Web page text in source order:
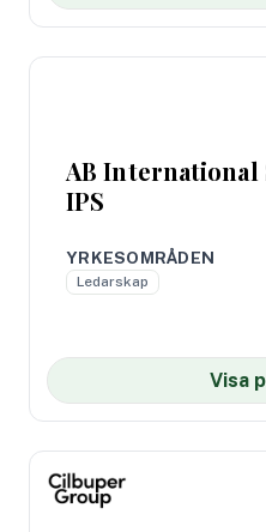
AB International
IPS
YRKESOMRÅDEN
Ledarskap
Visa